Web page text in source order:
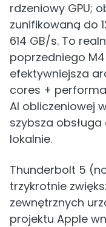
rdzeniowy GPU;
zunifikowaną do
614 GB/s. To
poprzedniego
efektywniejsza
cores +
AI obliczeniowej
szybsza
lokalnie.
Thunderbolt 5
trzykrotnie
zewnętrznych
projektu Apple